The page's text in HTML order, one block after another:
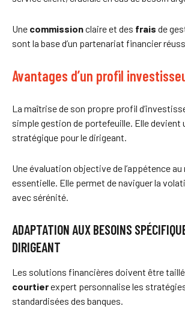
Une commissionclaire et des frais de
sont la base d’un partenariat financier
Avantages d’un profil
La maîtrise de son propre profil
simple gestion de portefeuille. Elle devient
stratégique pour le dirigeant.
Une évaluation objective de l’appétence au
essentielle. Elle permet de naviguer la
avec sérénité.
ADAPTATION AUX BESOINS
DIRIGEANT
Les solutions financières doivent être
courtierexpert personnalise les
standardisées des banques.